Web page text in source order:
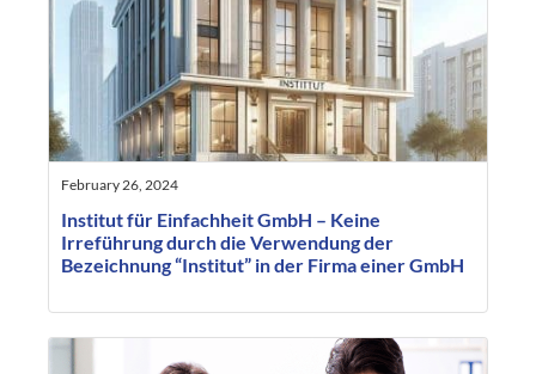
February 26, 2024
Institut für Einfachheit GmbH – Keine
Irreführung durch die Verwendung der
Bezeichnung “Institut” in der Firma einer GmbH